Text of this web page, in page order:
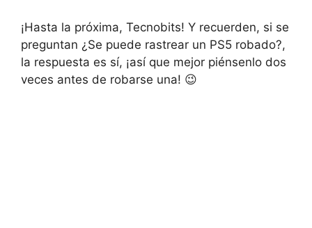
¡Hasta​ la próxima, Tecnobits! ​Y recuerden,​ si se⁢
preguntan ¿Se puede ⁤rastrear un PS5 robado?,
la ​respuesta‌ es⁢ sí,‌ ¡así que mejor piénsenlo dos
veces antes ‌de robarse una! 😉